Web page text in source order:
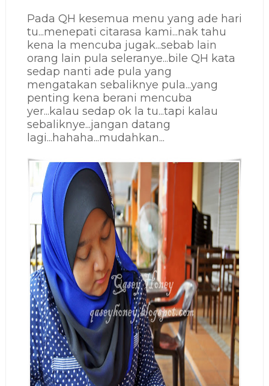
Pada QH kesemua menu yang ade hari
tu...menepati citarasa kami...nak tahu
kena la mencuba jugak...sebab lain
orang lain pula seleranye...bile QH kata
sedap nanti ade pula yang
mengatakan sebaliknye pula...yang
penting kena berani mencuba
yer...kalau sedap ok la tu...tapi kalau
sebaliknye...jangan datang
lagi...hahaha...mudahkan...